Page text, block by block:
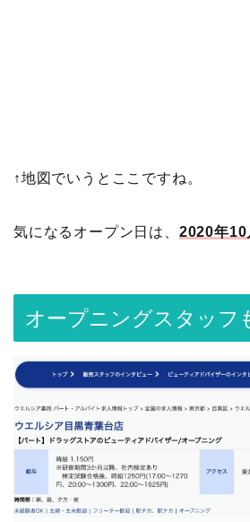
↑地図でいうとここですね。
気になるオープン日は、 2020年10
オープニングスタッフ